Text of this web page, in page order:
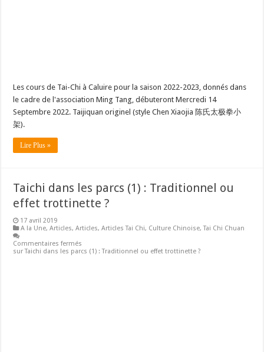
Les cours de Tai-Chi à Caluire pour la saison 2022-2023, donnés dans
le cadre de l'association Ming Tang, débuteront Mercredi 14
Septembre 2022. Taijiquan originel (style Chen Xiaojia 陈氏太极拳小
架).
Lire Plus »
Taichi dans les parcs (1) : Traditionnel ou
effet trottinette ?
17 avril 2019
A la Une,Articles,Articles,Articles Tai Chi, Culture Chinoise,Tai Chi Chuan
Commentaires fermés
sur Taichi dans les parcs (1) : Traditionnel ou effet trottinette ?